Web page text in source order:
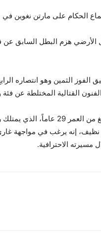
على مارتن نغوين في عرض
هزم البطل السابق عن
الثمين وهو انتصاره
القتالية المختلطة عن
إنه يرغب في مواجهة غاري
مسيرته الاحترافية.